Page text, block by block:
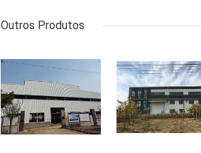
Outros Produtos